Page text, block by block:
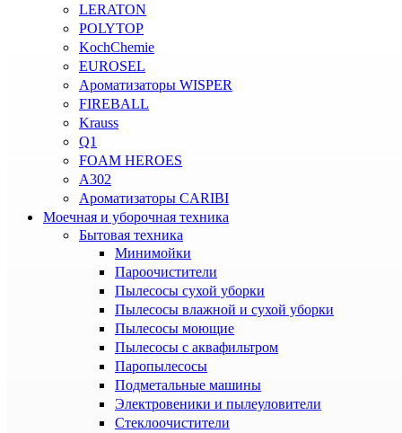
LERATON
POLYTOP
KochChemie
EUROSEL
Ароматизаторы WISPER
FIREBALL
Krauss
Q1
FOAM HEROES
A302
Ароматизаторы CARIBI
Моечная и уборочная техника
Бытовая техника
Минимойки
Пароочистители
Пылесосы сухой уборки
Пылесосы влажной и сухой уборки
Пылесосы моющие
Пылесосы с аквафильтром
Паропылесосы
Подметальные машины
Электровеники и пылеуловители
Стеклоочистители